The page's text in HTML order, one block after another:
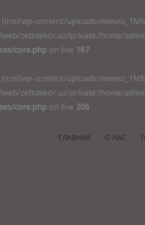
wp-content/uploads/
zettdekor.uz/private:/home/
core.php on line 167
wp-content/uploads/
zettdekor.uz/private:/home/
core.php on line 206
ГЛАВНАЯ О НАС